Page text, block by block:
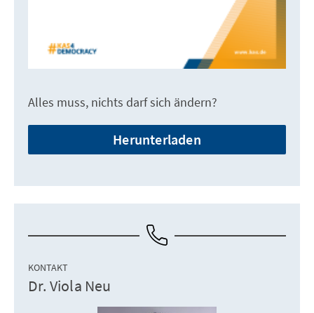
Alles muss, nichts darf sich ändern?
Herunterladen
KONTAKT
Dr. Viola Neu